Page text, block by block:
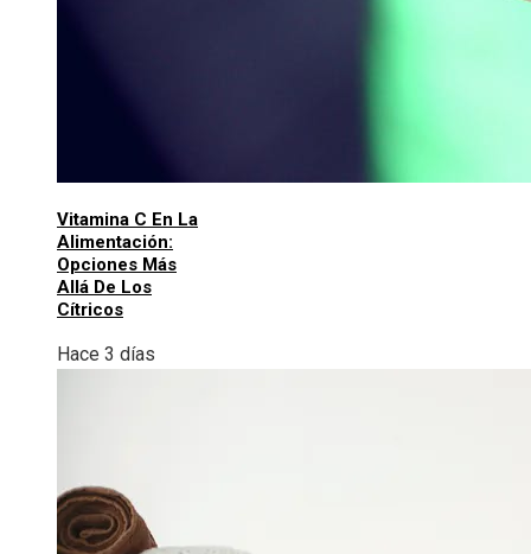
Vitamina C En La
Alimentación:
Opciones Más
Allá De Los
Cítricos
Hace 3 días